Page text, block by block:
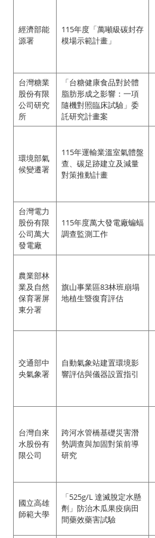
經濟部能
源署
115年度「萬噸級碳封存
模場示範計畫」
台灣糖業
股份有限
公司研究
所
「台糖健康食品對於體
脂肪形成之影響：一項
隨機對照臨床試驗」委
託研究計畫案
環境部氣
候變遷署
115年運輸業溫室氣體盤
查、碳足跡建立及減量
對策推動計畫
台灣電力
股份有限
公司萬大
發電廠
115年度萬大發電廠蝙蝠
調查監測工作
農業部林
業及自然
保育署屏
東分署
旗山事業區83林班崩塌
地植生暨復育評估
交通部中
央氣象署
自動氣象站建置環境影
響評估與儀器設置指引
台灣自來
水股份有
限公司
跨河水管橋基礎災害潛
勢調查與加固對策前導
研究
國立高雄
師範大學
「525g/L 達滅脫定水懸
劑」防治木瓜果疫病田
間藥效藥害試驗